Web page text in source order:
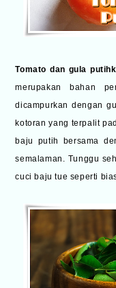
Tomato dan gula
merupakan bahan
dicampurkan dengan
kotoran yang terpalit
baju putih bersama
semalaman. Tunggu
cuci baju tue seperti